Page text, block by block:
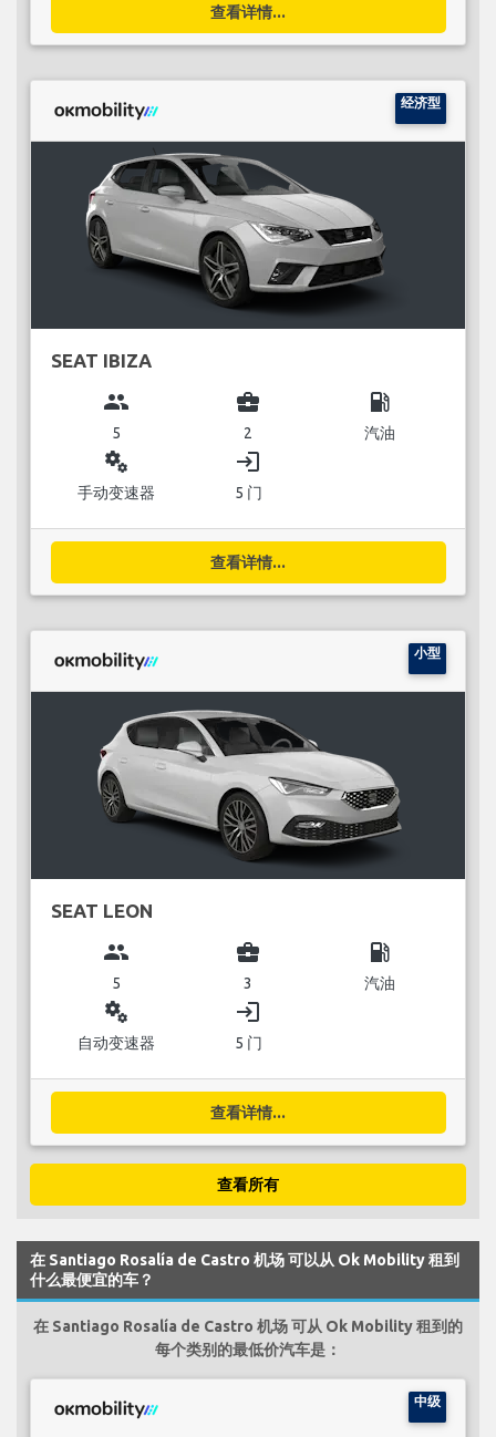
查看详情...
经济型
SEAT IBIZA
group
5
business_center
2
local_gas_station
汽油
miscellaneous_services
手动变速器
login
5 门
查看详情...
小型
SEAT LEON
group
5
business_center
3
local_gas_station
汽油
miscellaneous_services
自动变速器
login
5 门
查看详情...
查看所有
在 Santiago Rosalía de Castro 机场 可以从 Ok Mobility 租到
什么最便宜的车？
在 Santiago Rosalía de Castro 机场 可从 Ok Mobility 租到的
每个类别的最低价汽车是：
中级